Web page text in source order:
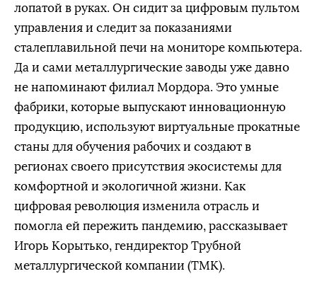
лопатой в руках. Он сидит за цифровым пультом
управления и следит за показаниями
сталеплавильной печи на мониторе компьютера.
Да и сами металлургические заводы уже давно
не напоминают филиал Мордора. Это умные
фабрики, которые выпускают инновационную
продукцию, используют виртуальные прокатные
станы для обучения рабочих и создают в
регионах своего присутствия экосистемы для
комфортной и экологичной жизни. Как
цифровая революция изменила отрасль и
помогла ей пережить пандемию, рассказывает
Игорь Корытько, гендиректор Трубной
металлургической компании (ТМК).